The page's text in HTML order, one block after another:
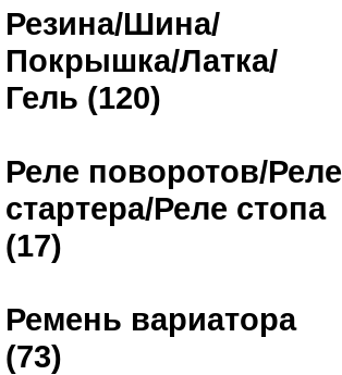
Резина/Шина/
Покрышка/Латка/
Гель (120)
Реле поворотов/Реле
стартера/Реле стопа
(17)
Ремень вариатора
(73)